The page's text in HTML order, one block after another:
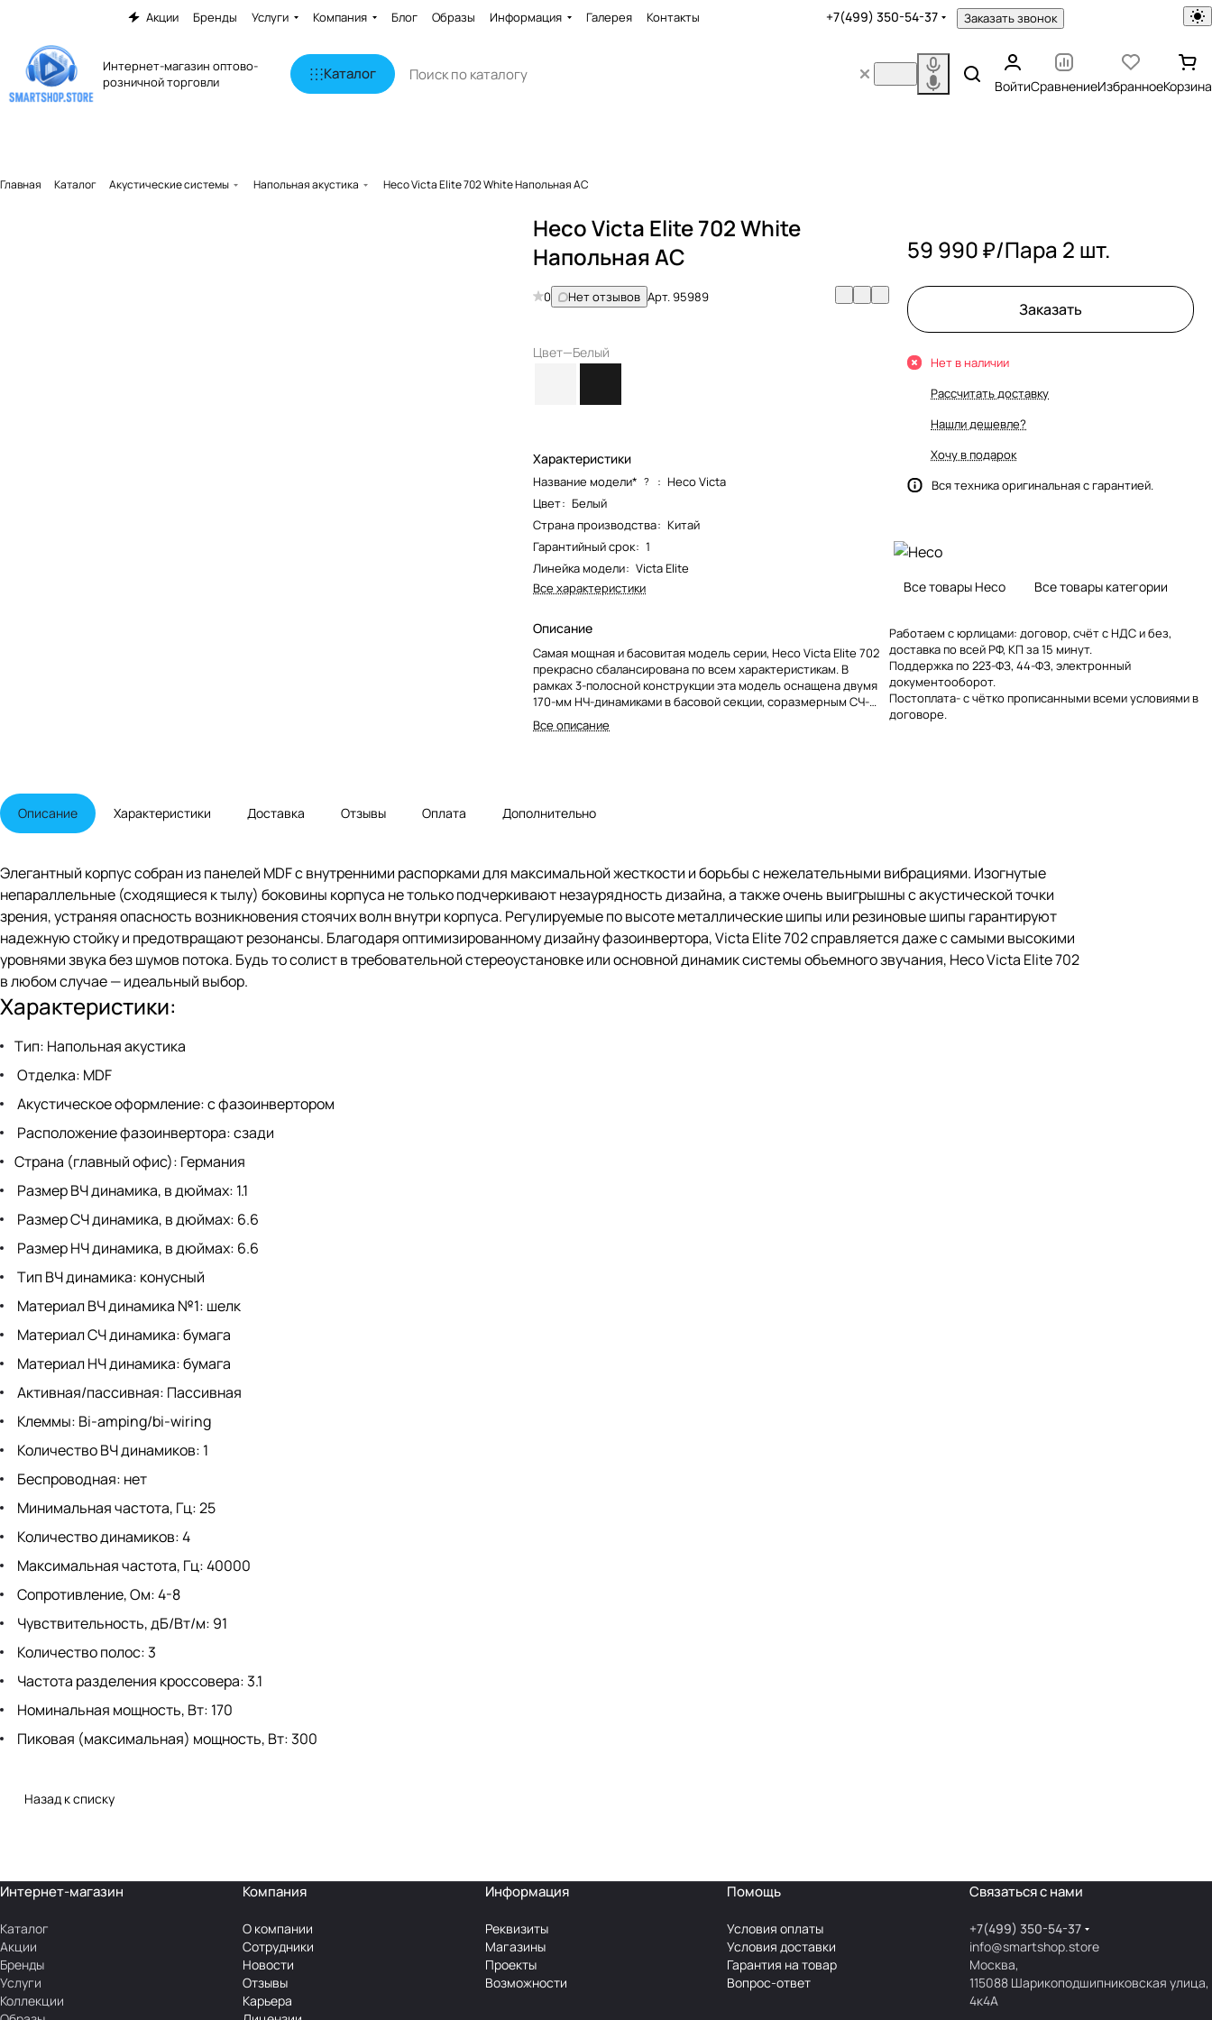
Акции Бренды Услуги Компания Блог Образы Информация Галерея Контакты +7(499) 350-54-37 Заказать звонок
Интернет-магазин оптово-
розничной торговли
Каталог
ВойтиСравнениеИзбранноеКорзина
Главная Каталог Акустические системы Напольная акустика Heco Victa Elite 702 White Напольная АС
Heco Victa Elite 702 White
Напольная АС
0 Нет отзывов Арт.95989
Цвет—Белый
Характеристики
Название модели* ? : Heco Victa
Цвет: Белый
Страна производства: Китай
Гарантийный срок: 1
Линейка модели: Victa Elite
Все характеристики
Описание
Самая мощная и басовитая модель серии, Heco Victa Elite 702
прекрасно сбалансирована по всем характеристикам. В
рамках 3-полосной конструкции эта модель оснащена двумя
170-мм НЧ-динамиками в басовой секции, соразмерным СЧ-
динамиком, а также ВЧ-динамиком с 28-мм куполом.
Диффузоры НЧ-динамиков и СЧ-динамиков выполнены из
40 000 Гц.
Все описание
59 990 ₽/Пара 2 шт.
Заказать
Нет в наличии
Рассчитать доставку
Нашли дешевле?
Хочу в подарок
Вся техника оригинальная с гарантией.
Все товары Heco Все товары категории
Работаем с юрлицами: договор, счёт с НДС и без,
доставка по всей РФ, КП за 15 минут.
Поддержка по 223-ФЗ, 44-ФЗ, электронный
документооборот.
Постоплата- с чётко прописанными всеми условиями в
договоре.
Описание Характеристики Доставка Отзывы Оплата Дополнительно
Элегантный корпус собран из панелей MDF с внутренними распорками для максимальной жесткости и борьбы с нежелательными вибрациями. Изогнутые
непараллельные (сходящиеся к тылу) боковины корпуса не только подчеркивают незаурядность дизайна, а также очень выигрышны с акустической точки
зрения, устраняя опасность возникновения стоячих волн внутри корпуса. Регулируемые по высоте металлические шипы или резиновые шипы гарантируют
надежную стойку и предотвращают резонансы. Благодаря оптимизированному дизайну фазоинвертора, Victa Elite 702 справляется даже с самыми высокими
уровнями звука без шумов потока. Будь то солист в требовательной стереоустановке или основной динамик системы объемного звучания, Heco Victa Elite 702
в любом случае — идеальный выбор.
Характеристики:
Тип: Напольная акустика
Отделка: MDF
Акустическое оформление: с фазоинвертором
Расположение фазоинвертора: сзади
Страна (главный офис): Германия
Размер ВЧ динамика, в дюймах: 1.1
Размер СЧ динамика, в дюймах: 6.6
Размер НЧ динамика, в дюймах: 6.6
Тип ВЧ динамика: конусный
Материал ВЧ динамика №1: шелк
Материал СЧ динамика: бумага
Материал НЧ динамика: бумага
Активная/пассивная: Пассивная
Клеммы: Bi-amping/bi-wiring
Количество ВЧ динамиков: 1
Беспроводная: нет
Минимальная частота, Гц: 25
Количество динамиков: 4
Максимальная частота, Гц: 40000
Сопротивление, Ом: 4-8
Чувствительность, дБ/Вт/м: 91
Количество полос: 3
Частота разделения кроссовера: 3.1
Номинальная мощность, Вт: 170
Пиковая (максимальная) мощность, Вт: 300
Назад к списку
Интернет-магазин
Каталог
Акции
Бренды
Услуги
Коллекции
Компания
О компании
Сотрудники
Новости
Отзывы
Карьера
Информация
Реквизиты
Магазины
Проекты
Возможности
Помощь
Условия оплаты
Условия доставки
Гарантия на товар
Вопрос-ответ
Связаться с нами
+7(499) 350-54-37
info@smartshop.store
Москва,
115088 Шарикоподшипниковская улица,
4к4А